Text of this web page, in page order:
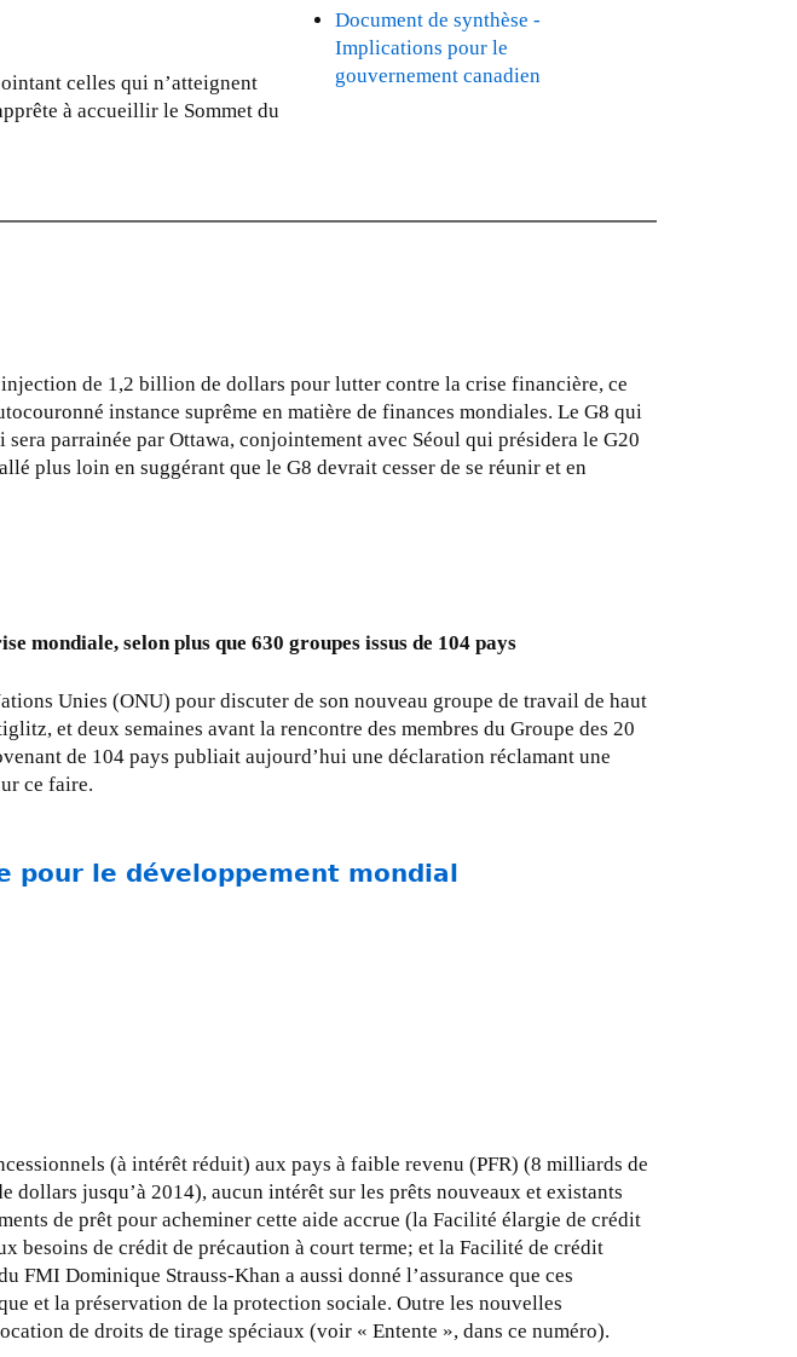
celles qui n’atteignent
à accueillir le Sommet du
n
Document de synthèse -
Implications pour le
gouvernement canadien
de 1,2 billion de dollars pour lutter contre la crise financière, ce
instance suprême en matière de finances mondiales. Le G8 qui
parrainée par Ottawa, conjointement avec Séoul qui présidera le G20
plus loin en suggérant que le G8 devrait cesser de se réunir et en
mondiale, selon plus que 630 groupes issus de 104 pays
Unies (ONU) pour discuter de son nouveau groupe de travail de haut
et deux semaines avant la rencontre des membres du Groupe des 20
de 104 pays publiait aujourd’hui une déclaration réclamant une
ce faire.
pour le développement mondial
(à intérêt réduit) aux pays à faible revenu (PFR) (8 milliards de
jusqu’à 2014), aucun intérêt sur les prêts nouveaux et existants
de prêt pour acheminer cette aide accrue (la Facilité élargie de crédit
besoins de crédit de précaution à court terme; et la Facilité de crédit
Dominique Strauss-Khan a aussi donné l’assurance que ces
et la préservation de la protection sociale. Outre les nouvelles
de droits de tirage spéciaux (voir « Entente », dans ce numéro).